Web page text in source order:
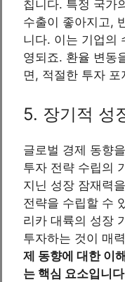
칩니다. 특정 국가
수출이 좋아지고,
니다. 이는 기업의
영되죠. 환율 변동
면, 적절한 투자
5. 장기적 성
글로벌 경제 동향
투자 전략 수립의
지닌 성장 잠재력
전략을 수립할 수
리카 대륙의 성장
투자하는 것이 매
제 동향에 대한 이
는 핵심 요소입니